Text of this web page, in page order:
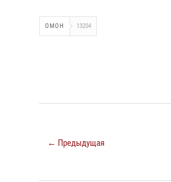
ОМОН 13204
← Предыдущая